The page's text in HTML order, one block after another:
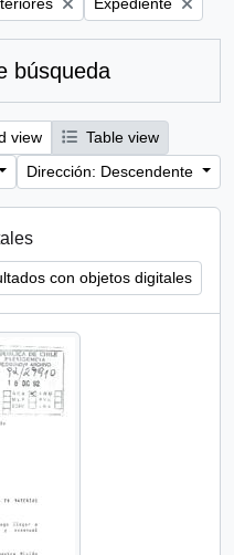
búsqueda
view
Table view
Dirección: Descendente
con objetos digitales